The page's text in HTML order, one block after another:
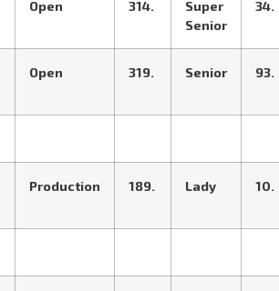
Open 314.
Super
Senior
34.
Open 319. Senior 93.
Production 189. Lady 10.